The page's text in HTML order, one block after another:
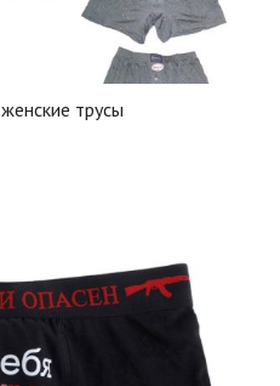
трусы